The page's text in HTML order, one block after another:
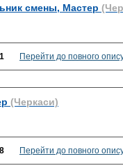
смены, Мастер
Перейти до повного
(Черкаси)
Перейти до повного